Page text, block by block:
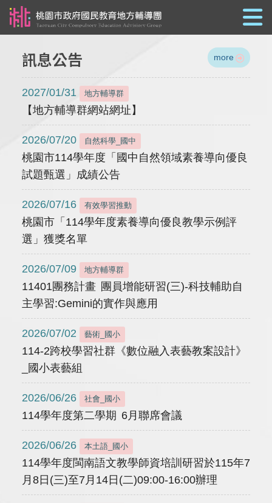
訊息公告 more
2027/01/31 地方輔導群
【地方輔導群網站網址】
2026/07/20 自然科學_國中
桃園市114學年度「國中自然領域素養導向優良
試題甄選」成績公告
2026/07/16 有效學習推動
桃園市「114學年度素養導向優良教學示例評
選」獲獎名單
2026/07/09 地方輔導群
11401團務計畫 團員增能研習(三)-科技輔助自
主學習:Gemini的實作與應用
2026/07/02 藝術_國小
114-2跨校學習社群《數位融入表藝教案設計》
_國小表藝組
2026/06/26 社會_國小
114學年度第二學期 6月聯席會議
2026/06/26 本土語_國小
114學年度閩南語文教學師資培訓研習於115年7
月8日(三)至7月14日(二)09:00-16:00辦理